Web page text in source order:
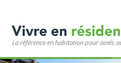
La référence en habitation pour ainés